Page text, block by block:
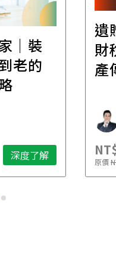
｜裝
老的
深度了解
遺
財
產
原價